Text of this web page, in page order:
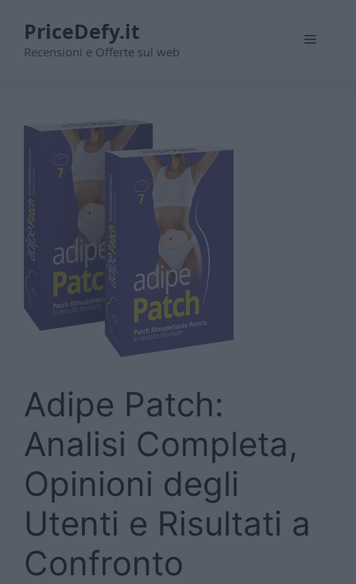
contenuto
PriceDefy.it
Recensioni e Offerte sul web
Menu
Adipe Patch:
Analisi Completa,
Opinioni degli
Utenti e Risultati a
Confronto